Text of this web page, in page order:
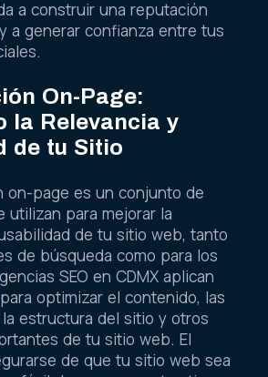
a construir una reputación
a generar confianza entre tus
On-Page:
la Relevancia y
de tu Sitio
on-page es un conjunto de
utilizan para mejorar la
de tu sitio web, tanto
de búsqueda como para los
SEO en CDMX aplican
optimizar el contenido, las
estructura del sitio y otros
de tu sitio web. El
de que tu sitio web sea